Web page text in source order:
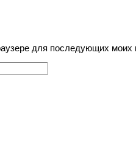
для последующих моих